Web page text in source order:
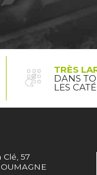
TRÈS
DANS
LES
Clé, 57